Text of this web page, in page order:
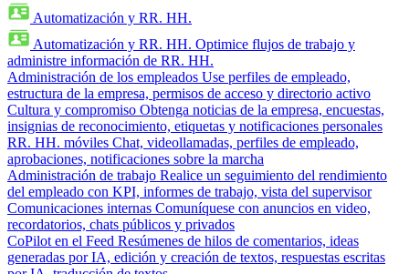
Automatización y RR. HH.
Automatización y RR. HH. Optimice flujos de trabajo y
administre información de RR. HH.
Administración de los empleados Use perfiles de empleado,
estructura de la empresa, permisos de acceso y directorio activo
Cultura y compromiso Obtenga noticias de la empresa, encuestas,
insignias de reconocimiento, etiquetas y notificaciones personales
RR. HH. móviles Chat, videollamadas, perfiles de empleado,
aprobaciones, notificaciones sobre la marcha
Administración de trabajo Realice un seguimiento del rendimiento
del empleado con KPI, informes de trabajo, vista del supervisor
Comunicaciones internas Comuníquese con anuncios en video,
recordatorios, chats públicos y privados
CoPilot en el Feed Resúmenes de hilos de comentarios, ideas
generadas por IA, edición y creación de textos, respuestas escritas